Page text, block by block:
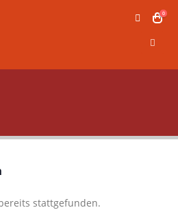
0
stattgefunden.